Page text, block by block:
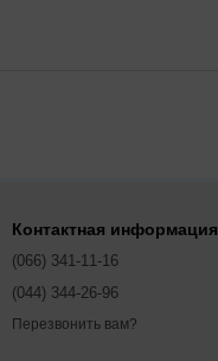
Контактная информация
(066) 341-11-16
(044) 344-26-96
Перезвонить вам?